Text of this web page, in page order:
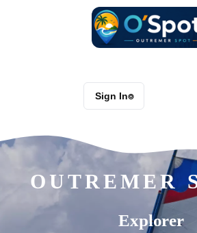
Sign In⌾
OUTREMER
Explorer